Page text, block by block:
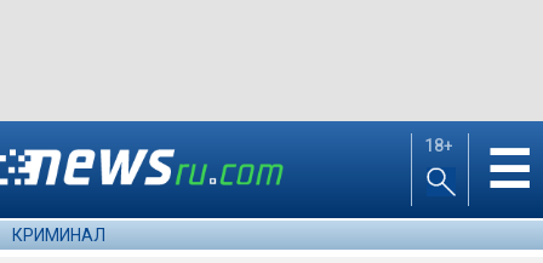
18+ ☰
КРИМИНАЛ